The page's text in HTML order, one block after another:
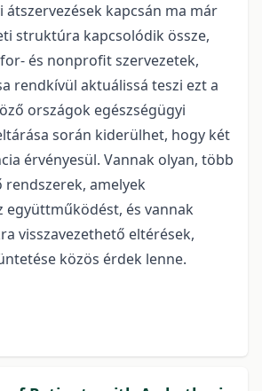
átszervezések kapcsán ma már
struktúra kapcsolódik össze,
és nonprofit szervezetek,
rendkívül aktuálissá teszi ezt a
országok egészségügyi
során kiderülhet, hogy két
érvényesül. Vannak olyan, több
amelyek
együttműködést, és vannak
visszavezethető eltérések,
közös érdek lenne.